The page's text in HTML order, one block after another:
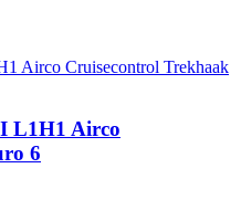
L1H1 Airco
6